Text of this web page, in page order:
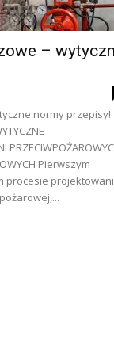
–
normy przepisy!
Pierwszym
procesie